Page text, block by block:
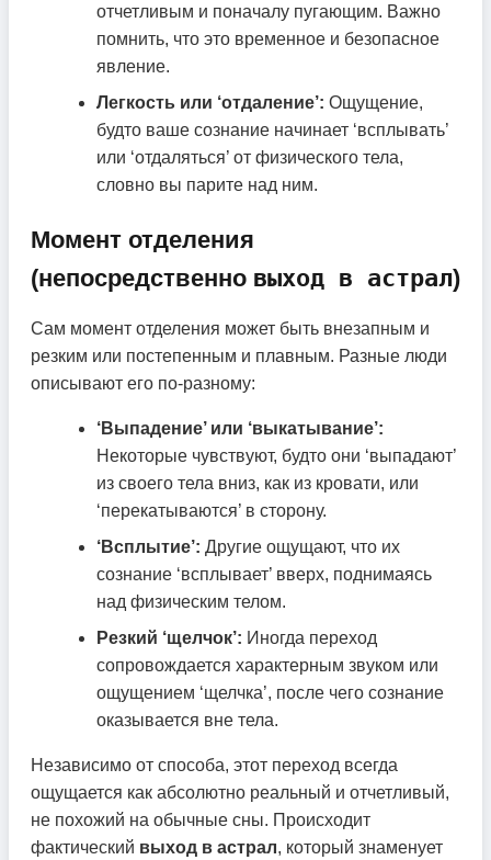
отчетливым и поначалу пугающим. Важно
помнить, что это временное и безопасное
явление.
Легкость или ‘отдаление’: Ощущение,
будто ваше сознание начинает ‘всплывать’
или ‘отдаляться’ от физического тела,
словно вы парите над ним.
Момент отделения
(непосредственно выход в астрал)
Сам момент отделения может быть внезапным и
резким или постепенным и плавным. Разные люди
описывают его по-разному:
‘Выпадение’ или ‘выкатывание’:
Некоторые чувствуют, будто они ‘выпадают’
из своего тела вниз, как из кровати, или
‘перекатываются’ в сторону.
‘Всплытие’: Другие ощущают, что их
сознание ‘всплывает’ вверх, поднимаясь
над физическим телом.
Резкий ‘щелчок’: Иногда переход
сопровождается характерным звуком или
ощущением ‘щелчка’, после чего сознание
оказывается вне тела.
Независимо от способа, этот переход всегда
ощущается как абсолютно реальный и отчетливый,
не похожий на обычные сны. Происходит
фактический выход в астрал, который знаменует